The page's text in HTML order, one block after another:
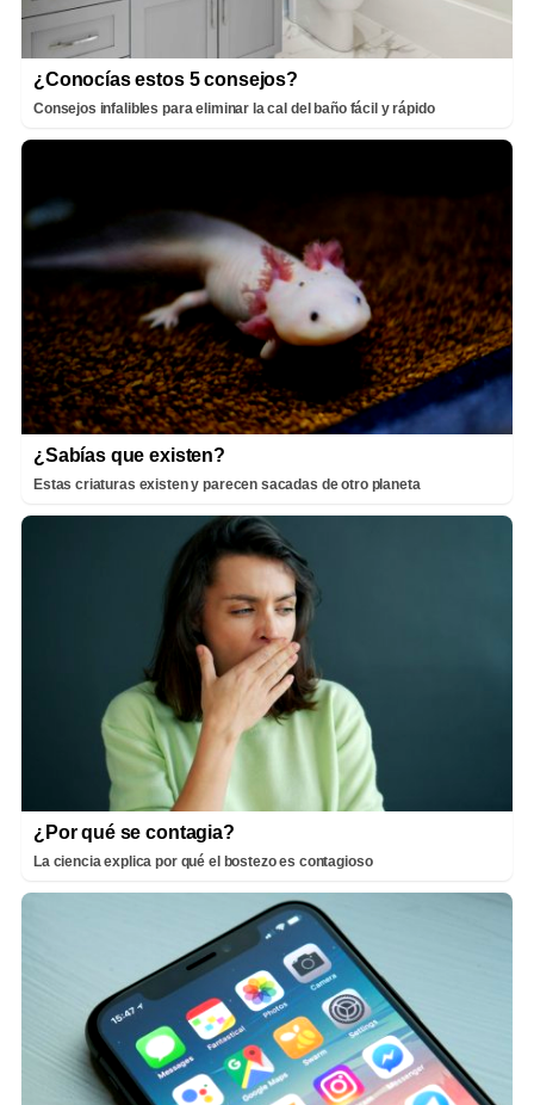
¿Conocías estos 5 consejos?
Consejos infalibles para eliminar la cal del baño fácil y rápido
¿Sabías que existen?
Estas criaturas existen y parecen sacadas de otro planeta
¿Por qué se contagia?
La ciencia explica por qué el bostezo es contagioso